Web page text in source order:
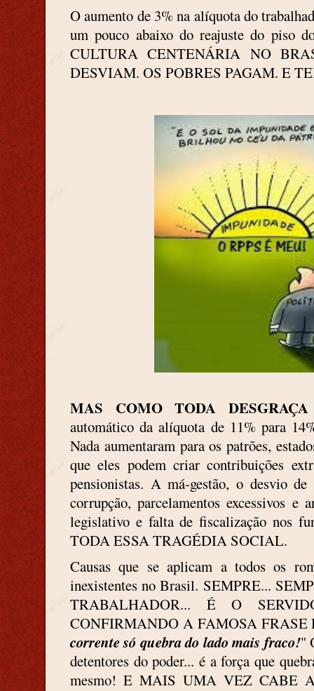
O aumento de 3% na alíquota do
um pouco abaixo do reajuste do piso
CULTURA CENTENÁRIA NO
DESVIAM. OS POBRES PAGAM. E
MAS COMO TODA
automático da alíquota de 11% para
Nada aumentaram para os patrões,
que eles podem criar contribuições
pensionistas. A má-gestão, o desvio
corrupção, parcelamentos excessivos
legislativo e falta de fiscalização nos
TODA ESSA TRAGÉDIA SOCIAL.
Causas que se aplicam a todos os
inexistentes no Brasil. SEMPRE...
TRABALHADOR... É O
CONFIRMANDO A FAMOSA
corrente só quebra do lado mais fraco!"
detentores do poder... é a força que
mesmo! E MAIS UMA VEZ CABE